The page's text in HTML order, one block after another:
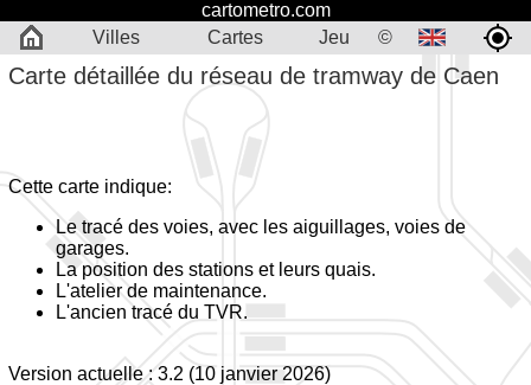
cartometro.com
Villes
Cartes Jeu ©
Carte détaillée du réseau de tramway de Caen
Cette carte indique:
Le tracé des voies, avec les aiguillages, voies de
garages.
La position des stations et leurs quais.
L'atelier de maintenance.
L'ancien tracé du TVR.
Version actuelle : 3.2 (10 janvier 2026)